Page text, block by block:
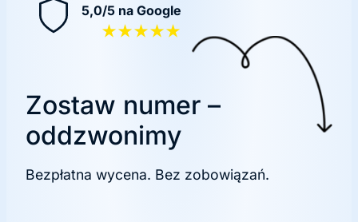
5,0/5 na Google
★★★★★
Zostaw numer –
oddzwonimy
Bezpłatna wycena. Bez zobowiązań.